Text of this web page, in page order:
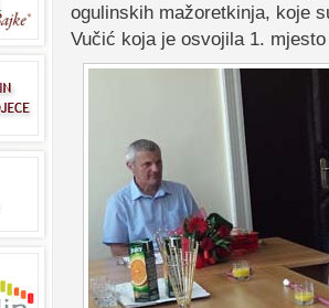
ogulinskih mažoretkinja, koje
Vučić koja je osvojila 1.